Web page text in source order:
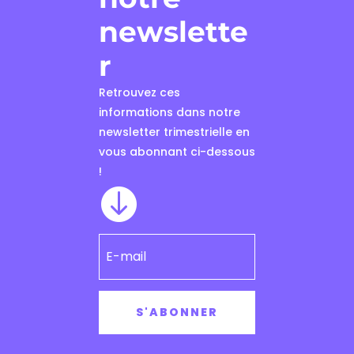
newslette
r
Retrouvez ces
informations dans notre
newsletter trimestrielle en
vous abonnant ci-dessous
!

S'ABONNER